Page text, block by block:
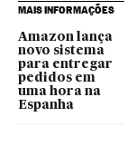
MAIS INFORMAÇÕES
Amazon lança
novo sistema
para entregar
pedidos em
uma hora na
Espanha